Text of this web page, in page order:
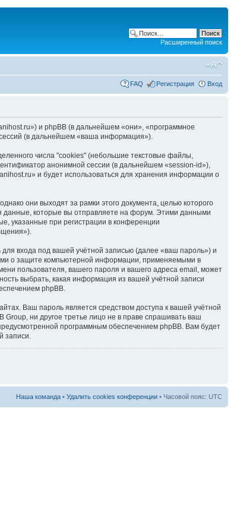
Расширенный поиск
FAQ Регистрация Вход
и phpBB (в дальнейшем «они», «программное
(в дальнейшем «ваша информация»).
числа "cookies" (небольшие текстовые файлы,
анонимной сессии (в дальнейшем «session-id»),
и будет использоваться для хранения информации о
они выходят за рамки этого документа, целью которого
данные, которые вы отправляете на форум. Этими данными
указанные при регистрации в конференции
входа под вашей учётной записью (далее «ваш пароль») и
о защите компьютерной информации, применяемыми в
пользователя, вашего пароля и вашего адреса email, может
выбрать, какая информация из вашей учётной записи
phpBB.
Ваш пароль является средством доступа к вашей учётной
ни другое третье лицо не в праве спрашивать ваш
программным обеспечением phpBB. Вам будет
записи.
Наша команда • Удалить cookies конференции • Часовой пояс: UTC